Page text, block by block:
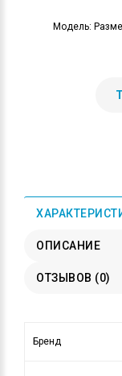
Модель:
ОПИСАНИЕ
ОТЗЫВОВ (0)
Бренд